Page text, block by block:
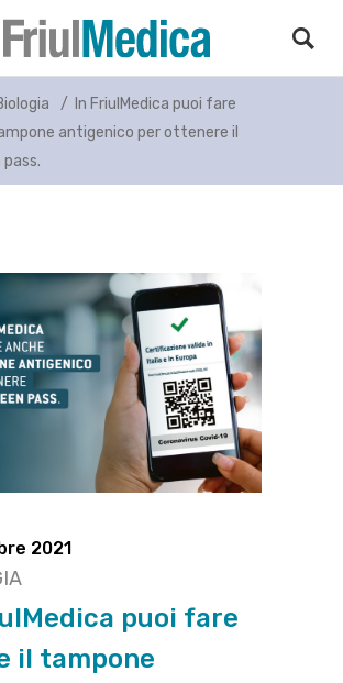
/ In FriulMedica puoi fare
antigenico per ottenere il
2021
puoi fare
il tampone